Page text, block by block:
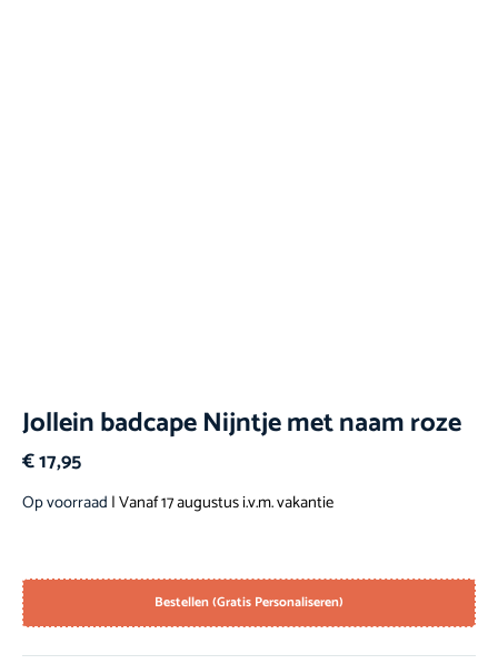
Jollein badcape Nijntje met naam roze
€17,95
Op voorraad | Vanaf 17 augustus i.v.m. vakantie
Bestellen (Gratis Personaliseren)